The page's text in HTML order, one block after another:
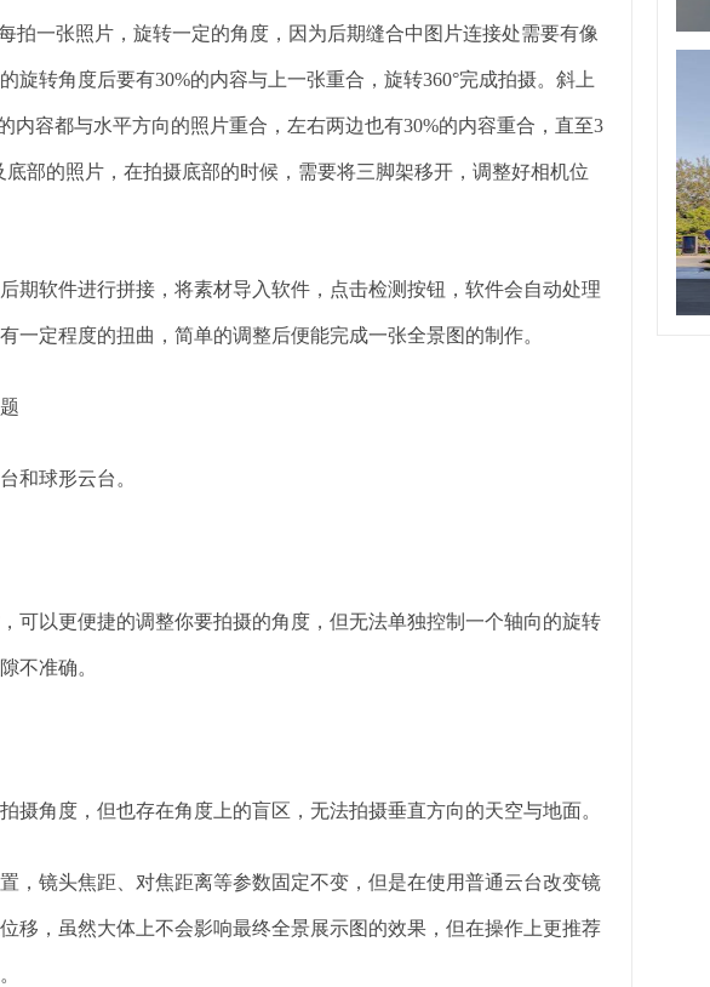
拍一张照片，旋转一定的角度，因为后期缝合中图片连接处需要有像
旋转角度后要有30%的内容与上一张重合，旋转360°完成拍摄。斜上
内容都与水平方向的照片重合，左右两边也有30%的内容重合，直至3
底部的照片，在拍摄底部的时候，需要将三脚架移开，调整好相机位
期软件进行拼接，将素材导入软件，点击检测按钮，软件会自动处理
一定程度的扭曲，简单的调整后便能完成一张全景图的制作。
和球形云台。
可以更便捷的调整你要拍摄的角度，但无法单独控制一个轴向的旋转
不准确。
摄角度，但也存在角度上的盲区，无法拍摄垂直方向的天空与地面。
，镜头焦距、对焦距离等参数固定不变，但是在使用普通云台改变镜
移，虽然大体上不会影响最终全景展示图的效果，但在操作上更推荐